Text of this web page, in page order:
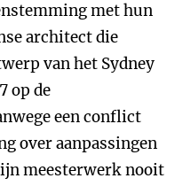
met hun
architect die
van het Sydney
op de
een conflict
over aanpassingen
meesterwerk nooit